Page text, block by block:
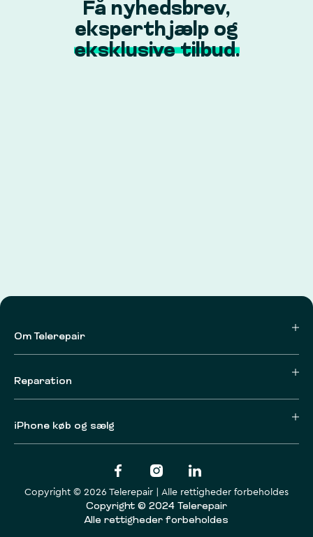
Få nyhedsbrev,
eksperthjælp og
eksklusive tilbud.
Om Telerepair
Reparation
iPhone køb og sælg
Copyright © 2026 Telerepair | Alle rettigheder forbeholdes
Copyright © 2024 Telerepair
Alle rettigheder forbeholdes